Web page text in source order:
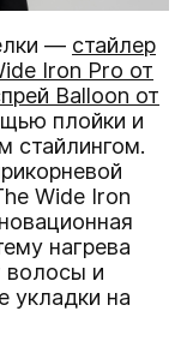
— стайлер
Iron Pro от
Balloon от
плойки и
стайлингом.
Wide Iron
нагрева
волосы и
укладки на